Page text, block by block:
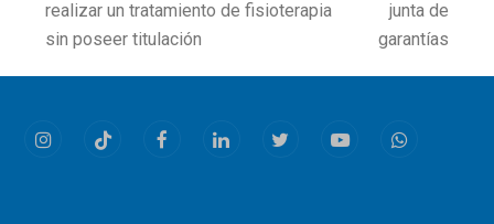
post:
realizar un tratamiento de fisioterapia
sin poseer titulación
post:
junta de
garantías
InstagramTiktok FacebookLinkedInTwitterYoutubeWhatsapp